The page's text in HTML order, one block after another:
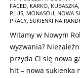
01-
07
FACED, KARKO, KUBASZKA,
PLUS, MONASOU, NOWA
PRACY, SUKIENKI NA
Witamy w Nowym
wyzwania?
przyda Ci się nowa
hit – nowa sukienka